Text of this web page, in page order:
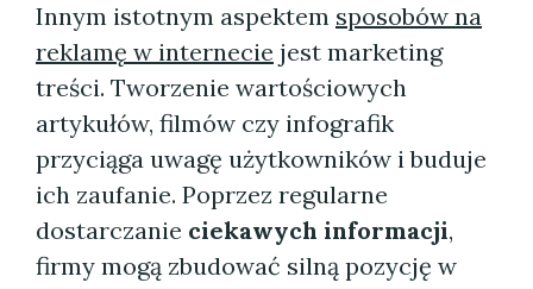
Innym istotnym aspektem sposobów na
reklamę w internecie jest marketing
treści. Tworzenie wartościowych
artykułów, filmów czy infografik
przyciąga uwagę użytkowników i buduje
ich zaufanie. Poprzez regularne
dostarczanie ciekawych informacji,
firmy mogą zbudować silną pozycję w